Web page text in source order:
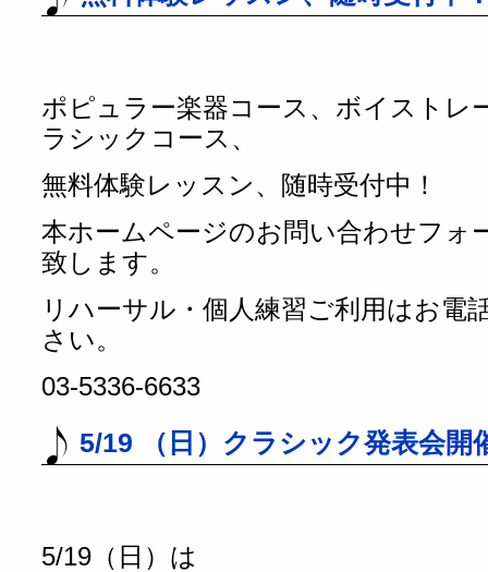
ポピュラー楽器コース、ボイストレ
ラシックコース、
無料体験レッスン、随時受付中！
本ホームページのお問い合わせフォ
致します。
リハーサル・個人練習ご利用はお電
さい。
03-5336-6633
5/19 （日）クラシック発表会開
5/19（日）は